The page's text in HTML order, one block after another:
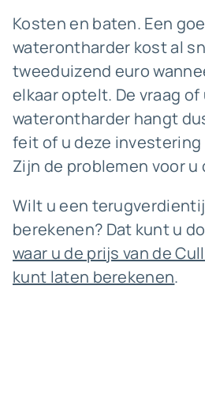
Kosten en baten. Een
waterontharder kost al
tweeduizend euro
elkaar optelt. De vraag of
waterontharder hangt
feit of u deze
Zijn de problemen voor
Wilt u een
berekenen? Dat kunt u
waar u de prijs van de
kunt laten berekenen.